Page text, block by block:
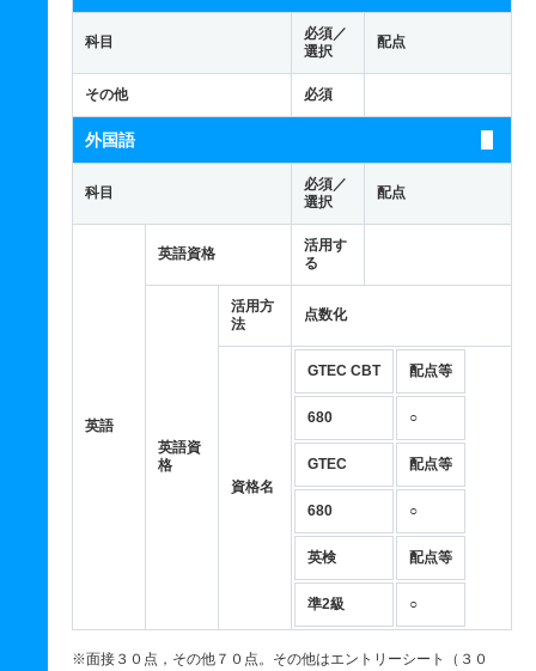
科目
必須／
選択
配点
その他 必須
外国語
科目
必須／
選択
配点
英語
英語資格
活用す
る
英語資
格
活用方
法
点数化
資格名
GTEC CBT 配点等
680 ○
GTEC 配点等
680 ○
英検 配点等
準2級 ○
※面接３０点，その他７０点。その他はエントリーシート（３０